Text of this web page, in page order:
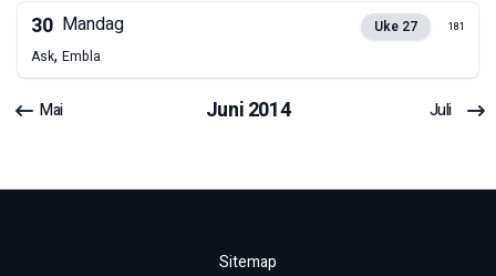
30 Mandag Uke 27 181
Ask, Embla
Mai Juni2014 Juli
Sitemap